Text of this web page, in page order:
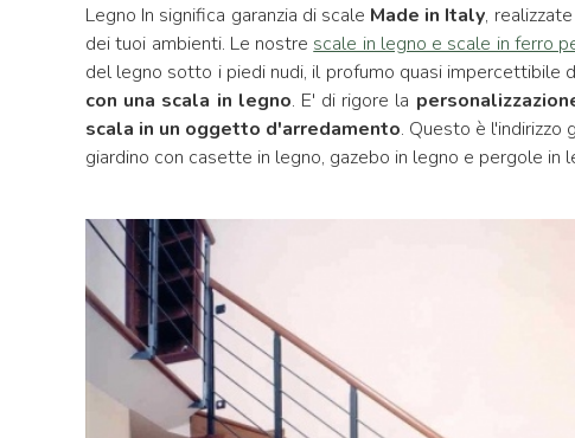
Legno In significa garanzia di scale Made in Italy,
dei tuoi ambienti. Le nostre scale in legno e scale in ferro
del legno sotto i piedi nudi, il profumo quasi impercettibile
con una scala in legno. E' di rigore la
scala in un oggetto d'arredamento. Questo è l'indirizzo
giardino con casette in legno, gazebo in legno e pergole in